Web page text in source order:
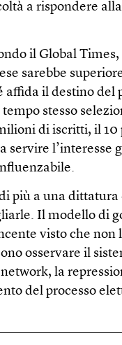
a rispondere
il Global
sarebbe
il destino del
stesso
di iscritti, il 10
servire l’interesse
più a una dittatura
Il modello di
visto che non
osservare il
la
del processo